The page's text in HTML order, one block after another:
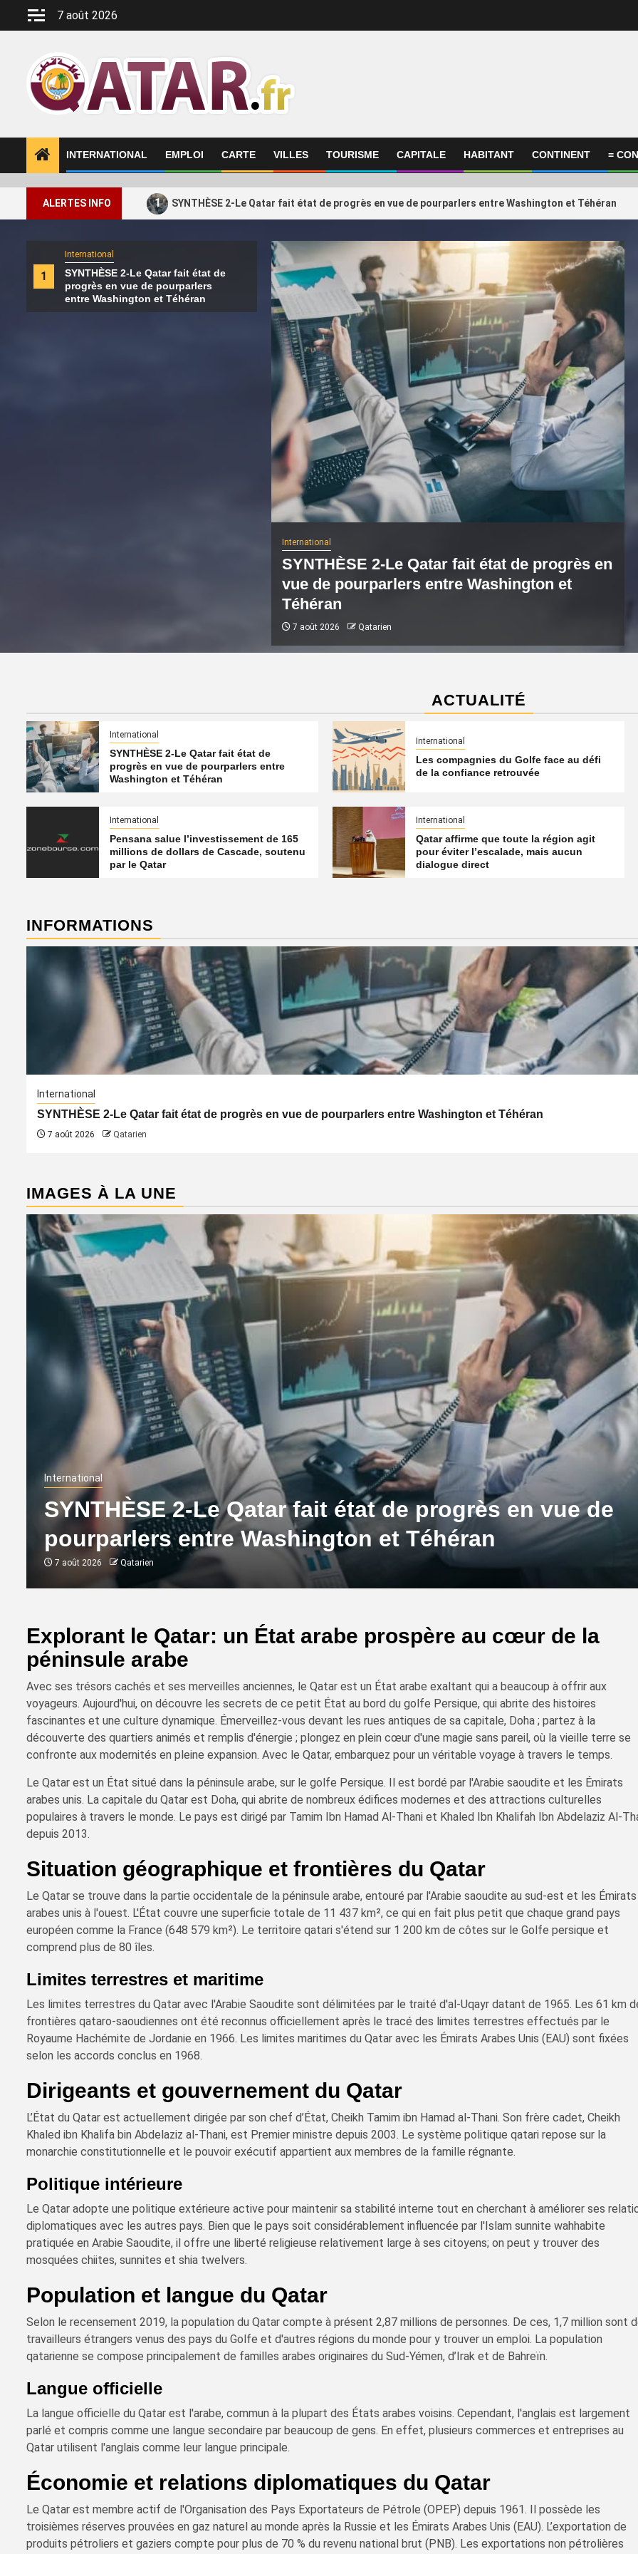
7 août 2026
INTERNATIONAL EMPLOI CARTE VILLES TOURISME CAPITALE HABITANT CONTINENT =
ALERTES INFO 1 SYNTHÈSE 2-Le Qatar fait état de progrès en vue de pourparlers entre Washington et Téhéran
1
International
SYNTHÈSE 2-Le Qatar fait état de
progrès en vue de pourparlers
entre Washington et Téhéran
2
Les compagnies du Golfe face au
défi de la confiance retrouvée
ConocoPhillips
retards éventuels du
au Qatar ne devraient
quelques m
International
SYNTHÈSE 2-Le Qatar fait état de progrès en
vue de pourparlers entre Washington et
Téhéran
7 août 2026 Qatarien
ACTUALITÉ
International
SYNTHÈSE 2-Le Qatar fait état de
progrès en vue de pourparlers entre
Washington et Téhéran
International
Les compagnies du Golfe face au défi
de la confiance retrouvée
International
Pensana salue l’investissement de 165
millions de dollars de Cascade, soutenu
par le Qatar
International
Qatar affirme que toute la région agit
pour éviter l’escalade, mais aucun
dialogue direct
INFORMATIONS
International
SYNTHÈSE 2-Le Qatar fait état de progrès en vue de pourparlers entre Washington et Téhéran
7 août 2026 Qatarien
IMAGES À LA UNE
International
SYNTHÈSE 2-Le Qatar fait état de progrès en vue de
pourparlers entre Washington et Téhéran
7 août 2026 Qatarien
Explorant le Qatar: un État arabe prospère au cœur de la
péninsule arabe
Avec ses trésors cachés et ses merveilles anciennes, le Qatar est un État arabe exaltant qui a beaucoup à offrir aux
voyageurs. Aujourd'hui, on découvre les secrets de ce petit État au bord du golfe Persique, qui abrite des histoires
fascinantes et une culture dynamique. Émerveillez-vous devant les rues antiques de sa capitale, Doha ; partez à la
découverte des quartiers animés et remplis d'énergie ; plongez en plein cœur d'une magie sans pareil, où la vieille terre se
confronte aux modernités en pleine expansion. Avec le Qatar, embarquez pour un véritable voyage à travers le temps.
Le Qatar est un État situé dans la péninsule arabe, sur le golfe Persique. Il est bordé par l'Arabie saoudite et les Émirats
arabes unis. La capitale du Qatar est Doha, qui abrite de nombreux édifices modernes et des attractions culturelles
populaires à travers le monde. Le pays est dirigé par Tamim Ibn Hamad Al-Thani et Khaled Ibn Khalifah Ibn Abdelaziz Al-
depuis 2013.
Situation géographique et frontières du Qatar
Le Qatar se trouve dans la partie occidentale de la péninsule arabe, entouré par l'Arabie saoudite au sud-est et les Émirats
arabes unis à l'ouest. L'État couvre une superficie totale de 11 437 km², ce qui en fait plus petit que chaque grand pays
européen comme la France (648 579 km²). Le territoire qatari s'étend sur 1 200 km de côtes sur le Golfe persique et
comprend plus de 80 îles.
Limites terrestres et maritime
Les limites terrestres du Qatar avec l'Arabie Saoudite sont délimitées par le traité d'al-Uqayr datant de 1965. Les 61 km
frontières qataro-saoudiennes ont été reconnus officiellement après le tracé des limites terrestres effectués par le
Royaume Hachémite de Jordanie en 1966. Les limites maritimes du Qatar avec les Émirats Arabes Unis (EAU) sont fixées
selon les accords conclus en 1968.
Dirigeants et gouvernement du Qatar
L’État du Qatar est actuellement dirigée par son chef d’État, Cheikh Tamim ibn Hamad al-Thani. Son frère cadet, Cheikh
Khaled ibn Khalifa bin Abdelaziz al-Thani, est Premier ministre depuis 2003. Le système politique qatari repose sur la
monarchie constitutionnelle et le pouvoir exécutif appartient aux membres de la famille régnante.
Politique intérieure
Le Qatar adopte une politique extérieure active pour maintenir sa stabilité interne tout en cherchant à améliorer ses
diplomatiques avec les autres pays. Bien que le pays soit considérablement influencée par l'Islam sunnite wahhabite
pratiquée en Arabie Saoudite, il offre une liberté religieuse relativement large à ses citoyens; on peut y trouver des
mosquées chiites, sunnites et shia twelvers.
Population et langue du Qatar
Selon le recensement 2019, la population du Qatar compte à présent 2,87 millions de personnes. De ces, 1,7 million sont
travailleurs étrangers venus des pays du Golfe et d'autres régions du monde pour y trouver un emploi. La population
qatarienne se compose principalement de familles arabes originaires du Sud-Yémen, d’Irak et de Bahreïn.
Langue officielle
La langue officielle du Qatar est l'arabe, commun à la plupart des États arabes voisins. Cependant, l'anglais est largement
parlé et compris comme une langue secondaire par beaucoup de gens. En effet, plusieurs commerces et entreprises au
Qatar utilisent l'anglais comme leur langue principale.
Économie et relations diplomatiques du Qatar
Le Qatar est membre actif de l'Organisation des Pays Exportateurs de Pétrole (OPEP) depuis 1961. Il possède les
troisièmes réserves prouvées en gaz naturel au monde après la Russie et les Émirats Arabes Unis (EAU). L’exportation de
produits pétroliers et gaziers compte pour plus de 70 % du revenu national brut (PNB). Les exportations non pétrolières